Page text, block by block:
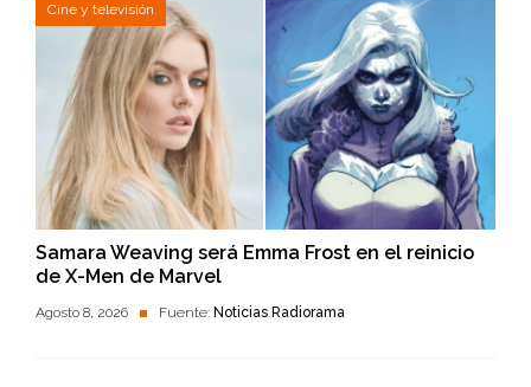
Cine y televisión
Samara Weaving será Emma Frost en el reinicio
de X-Men de Marvel
Agosto 8, 2026 Fuente: Noticias Radiorama